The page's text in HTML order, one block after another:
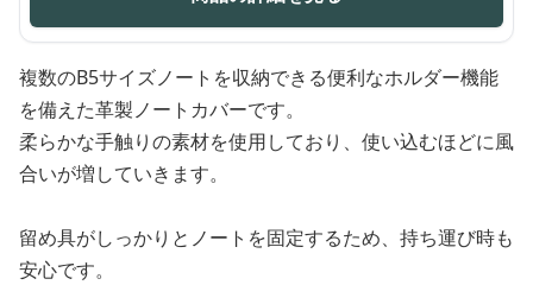
複数のB5サイズノートを収納できる便利なホルダー機能
を備えた革製ノートカバーです。
柔らかな手触りの素材を使用しており、使い込むほどに風
合いが増していきます。
留め具がしっかりとノートを固定するため、持ち運び時も
安心です。